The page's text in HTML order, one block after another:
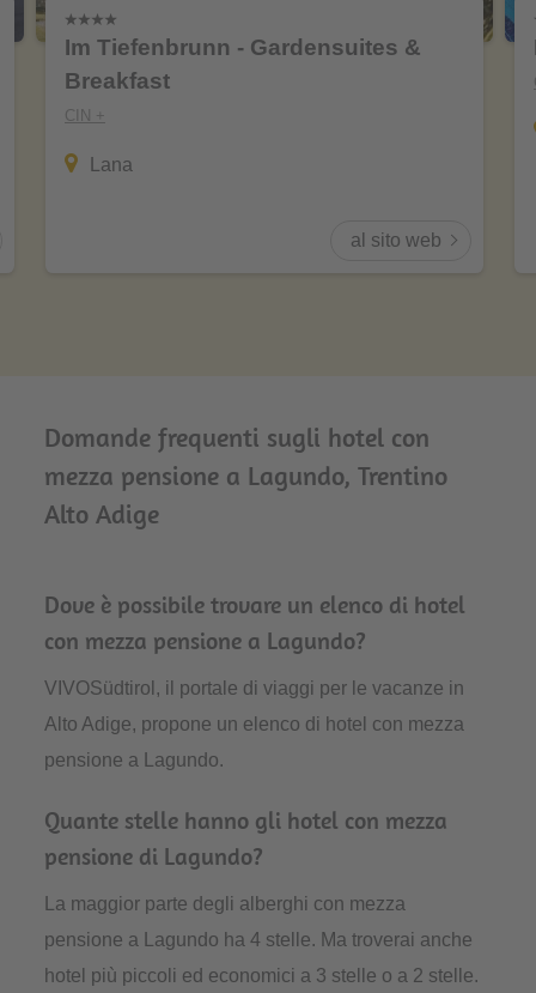
Im Tiefenbrunn - Gardensuites &
Breakfast
CIN +
Lana
al sito web
Domande frequenti sugli hotel con
mezza pensione a Lagundo, Trentino
Alto Adige
Dove è possibile trovare un elenco di hotel
con mezza pensione a Lagundo?
VIVOSüdtirol, il portale di viaggi per le vacanze in
Alto Adige, propone un elenco di hotel con mezza
pensione a Lagundo.
Quante stelle hanno gli hotel con mezza
pensione di Lagundo?
La maggior parte degli alberghi con mezza
pensione a Lagundo ha 4 stelle. Ma troverai anche
hotel più piccoli ed economici a 3 stelle o a 2 stelle.